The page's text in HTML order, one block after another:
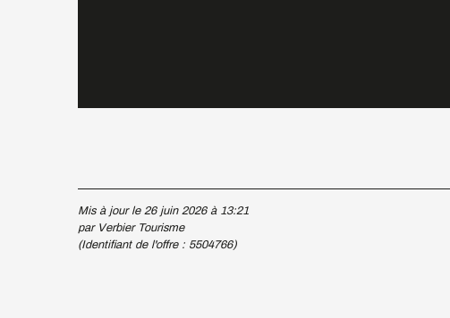
Mis à jour le 26 juin 2026 à 13:21
par Verbier Tourisme
(Identifiant de l'offre : 5504766)